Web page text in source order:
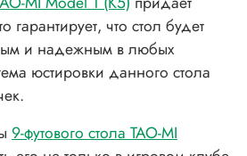
гарантирует, что стол будет
и надежным в любых
юстировки данного стола
9-футового стола TAO-MI